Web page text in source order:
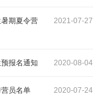
期夏令营
2021-07-27
报名通知 2020-08-04
员名单 2020-07-24